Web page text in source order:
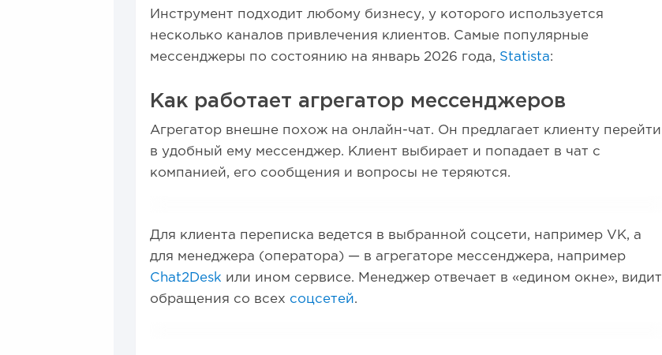
Инструмент подходит любому бизнесу, у которого используется
несколько каналов привлечения клиентов. Самые популярные
мессенджеры по состоянию на январь 2026 года, Statista:
Как работает агрегатор мессенджеров
Агрегатор внешне похож на онлайн-чат. Он предлагает клиенту перейти
в удобный ему мессенджер. Клиент выбирает и попадает в чат с
компанией, его сообщения и вопросы не теряются.
Для клиента переписка ведется в выбранной соцсети, например VK, а
для менеджера (оператора) — в агрегаторе мессенджера, например
Chat2Desk или ином сервисе. Менеджер отвечает в «едином окне», видит
обращения со всех соцсетей.